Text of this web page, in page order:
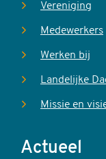
Vereniging
Medewerkers
Werken bij
Landelijke
Missie en
Actueel